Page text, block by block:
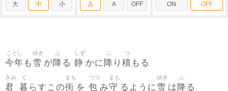
大 中 小 あ A OFF ON OFF
今年
ことし
も 雪
ゆき
が降
ふ
る 静
しず
かに 降
ふ
り 積
つ
もる
君
きみ
暮
く
らすこの街
まち
を 包
つつ
み守
まも
るように雪
ゆき
は 降
ふ
る